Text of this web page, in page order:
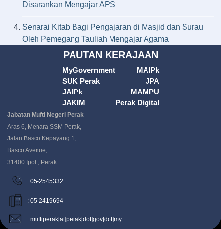
Disarankan Mengajar APS
Senarai Kitab Bagi Pengajaran di Masjid dan Surau
Oleh Pemegang Tauliah Mengajar Agama
PAUTAN KERAJAAN
MyGovernment
SUK Perak
JAIPk
JAKIM
MAIPk
JPA
MAMPU
Perak Digital
Jabatan Mufti Negeri Perak
Aras 6, Menara SSM Perak,
Jalan Basco Kepayang 1,
Basco Avenue,
31400 Ipoh, Perak.
: 05-2545332
: 05-2419694
: muftiperak[at]perak[dot]gov[dot]my